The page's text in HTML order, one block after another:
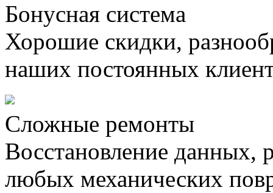
Бонусная система
Хорошие скидки,
наших постоянных
Сложные ремонты
Восстановление данных,
любых механических